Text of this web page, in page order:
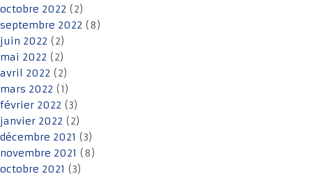
octobre 2022 (2)
septembre 2022 (8)
juin 2022 (2)
mai 2022 (2)
avril 2022 (2)
mars 2022 (1)
février 2022 (3)
janvier 2022 (2)
décembre 2021 (3)
novembre 2021 (8)
octobre 2021 (3)